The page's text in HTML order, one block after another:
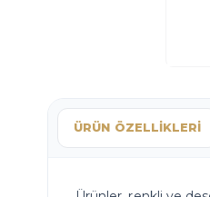
ÜRÜN ÖZELLIKLERI